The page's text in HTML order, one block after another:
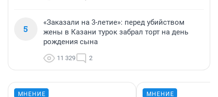
5
«Заказали на 3-летие»: перед убийством
жены в Казани турок забрал торт на день
рождения сына
11 329 2
МНЕНИЕ МНЕНИЕ